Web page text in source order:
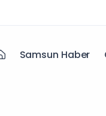
Samsun Haber